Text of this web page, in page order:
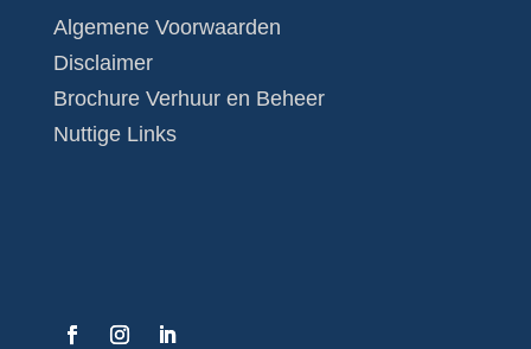
Algemene Voorwaarden
Disclaimer
Brochure Verhuur en Beheer
Nuttige Links